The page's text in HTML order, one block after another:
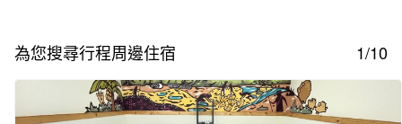
為您搜尋行程周邊住宿 1/10